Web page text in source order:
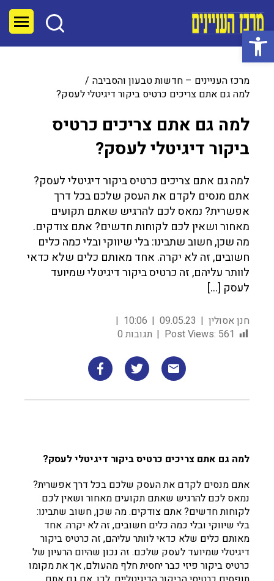
פתח סרגל נגישות
מרכז העניינים – חדשות טבעון והסביבה
למה גם אתם צריכים כרטיס ביקור דיגיטלי לעסק?
למה גם אתם צריכים כרטיס
ביקור דיגיטלי לעסק?
למה גם אתם צריכים כרטיס ביקור דיגיטלי לעסק?
אתם מנסים לקדם את העסק שלכם בכל דרך
אפשרית? נמאס לכם להרגיש שאתם תקועים
מאחור ושאין לכם לקוחות חדשים? אתם צודקים.
מה שכן, חשוב שתבינו: בלי שיווקי ובלי כמה כלים
חשובים, זה לא יקרה. אחד מאותם כלים שלא כדאי
לוותר עליהם, זה כרטיס ביקור דיגיטלי שמיועד
לעסק […]
חנן אסולין 09.05.23
10:06
Post Views: 561 תגובות 0
למה גם אתם צריכים כרטיס ביקור דיגיטלי לעסק?
אתם מנסים לקדם את העסק שלכם בכל דרך אפשרית?
נמאס לכם להרגיש שאתם תקועים מאחור ושאין לכם
לקוחות חדשים? אתם צודקים. מה שכן, חשוב שתבינו:
בלי שיווקי ובלי כמה כלים חשובים, זה לא יקרה. אחד
מאותם כלים שלא כדאי לוותר עליהם, זה כרטיס ביקור
דיגיטלי שמיועד לעסק שלכם. זה נכון שהיום הרעיון של
כרטיס ביקור פיזי כבר יחסית חלף מהעולם, אך את מקומו